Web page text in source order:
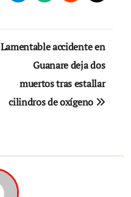
Lamentable accidente en
Guanare deja dos
muertos tras estallar
cilindros de oxígeno